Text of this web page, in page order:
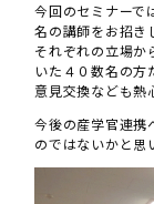
今回のセミナーで
名の講師をお招き
それぞれの立場か
いた４０数名の方
意見交換なども熱
今後の産学官連携
のではないかと思